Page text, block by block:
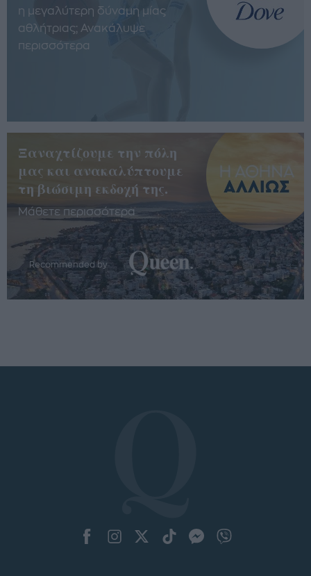
η μεγαλύτερη δύναμη μίας
αθλήτριας; Ανακάλυψε
περισσότερα
Ξαναχτίζουμε την πόλη
μας και ανακαλύπτουμε
τη βιώσιμη εκδοχή της.
Μάθετε περισσότερα
Recommended by